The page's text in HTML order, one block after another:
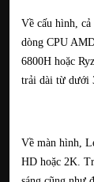
Về cấu hình,
dòng CPU
6800H hoặc
trải dài từ dưới
Về màn hình,
HD hoặc 2K.